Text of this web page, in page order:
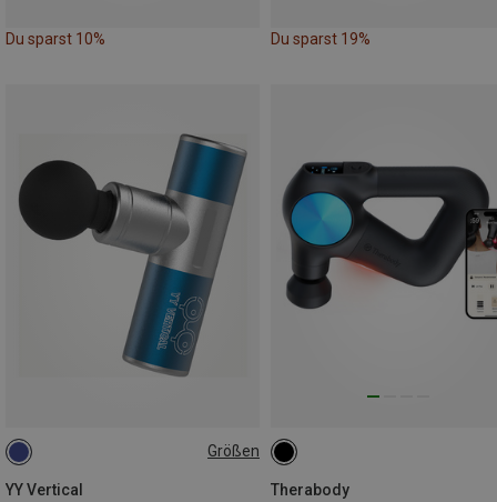
Du sparst 10% Du sparst 19%
Größen
YY Vertical
ONE SIZE
Therabody